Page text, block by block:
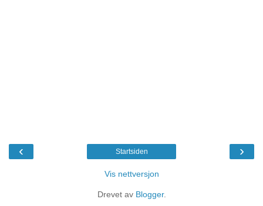
‹ ›
Startsiden
Vis nettversjon
Drevet av Blogger.